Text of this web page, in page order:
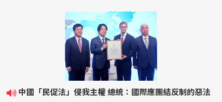
中國「民促法」侵我主權 總統：國際應團結反制的惡法